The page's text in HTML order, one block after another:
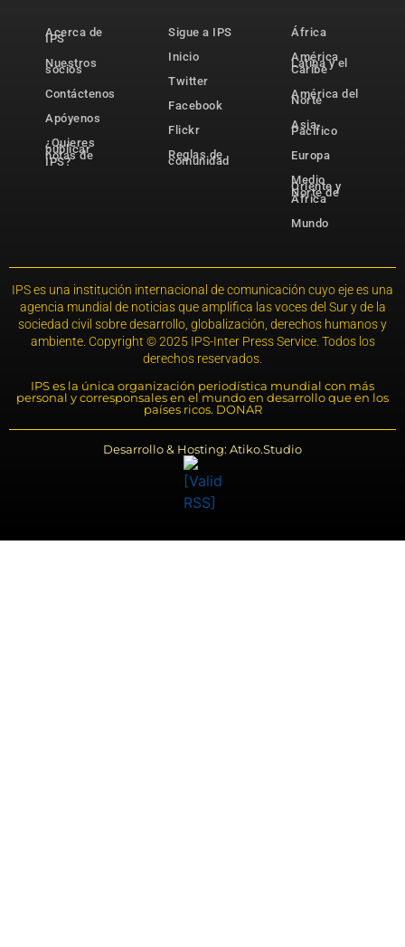
Acerca de
IPS
Nuestros
socios
Contáctenos
Apóyenos
¿Quieres
publicar
notas de
IPS?
Sigue a IPS
Inicio
Twitter
Facebook
Flickr
Reglas de
comunidad
África
América
Latina y el
Caribe
América del
Norte
Asia-
Pacífico
Europa
Medio
Oriente y
Norte de
África
Mundo
IPS es una institución internacional de comunicación cuyo eje es una
agencia mundial de noticias que amplifica las voces del Sur y de la
sociedad civil sobre desarrollo, globalización, derechos humanos y
ambiente. Copyright © 2025 IPS-Inter Press Service. Todos los
derechos reservados.
IPS es la única organización periodística mundial con más
personal y corresponsales en el mundo en desarrollo que en los
países ricos. DONAR
Desarrollo & Hosting: Atiko.Studio